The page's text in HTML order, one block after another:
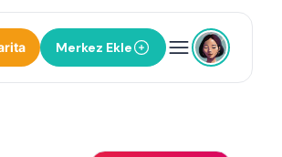
Merkez Ekle